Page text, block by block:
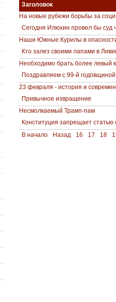
Заголовок
На новые рубежи борьбы за
Сегодня Илюхин провел бы суд
Наши Южные Курилы в
Кто залез своими лапами в
Необходимо брать более левый
Поздравляем с 99-й
23 февраля - история и
Привычное извращение
Несмолкаемый Трамп-пам
Конституция запрещает
В начало
Назад 16 17 18